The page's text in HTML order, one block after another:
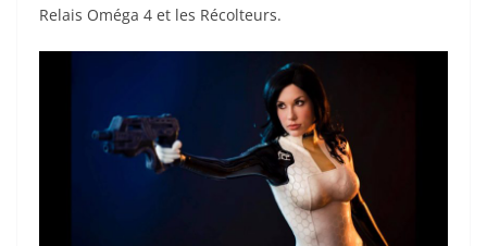
Relais Oméga 4 et les Récolteurs.